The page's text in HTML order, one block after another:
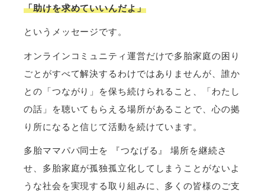
「助けを求めていいんだよ」
というメッセージです。
オンラインコミュニティ運営だけで多胎家庭の困り
ごとがすべて解決するわけではありませんが、誰か
との「つながり」を保ち続けられること、「わたし
の話」を聴いてもらえる場所があることで、心の拠
り所になると信じて活動を続けています。
多胎ママパパ同士を 『つなげる』 場所を継続さ
せ、多胎家庭が孤独孤立化してしまうことがないよ
うな社会を実現する取り組みに、多くの皆様のご支